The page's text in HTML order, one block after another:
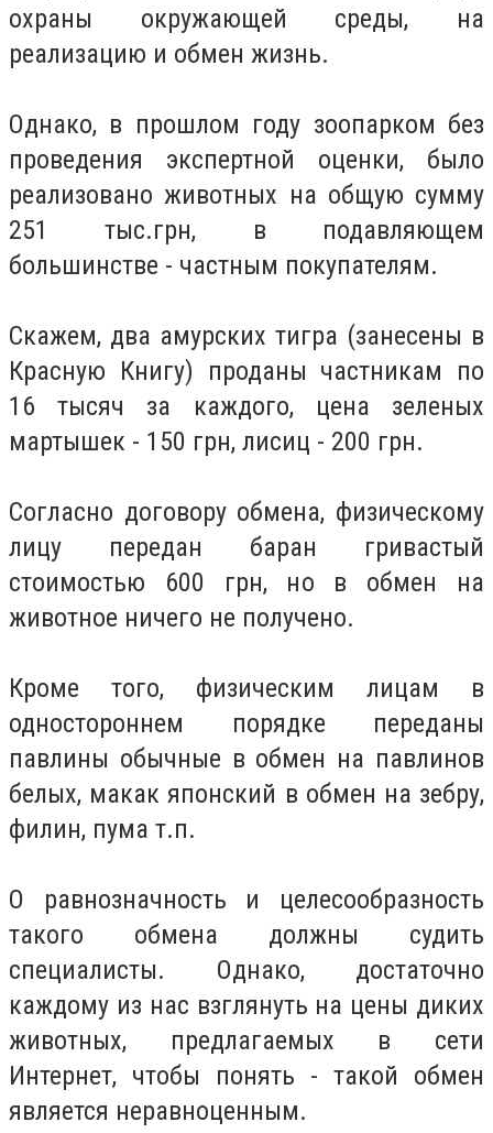
охраны окружающей среды, на
реализацию и обмен жизнь.
Однако, в прошлом году зоопарком без
проведения экспертной оценки, было
реализовано животных на общую сумму
251 тыс.грн, в подавляющем
большинстве - частным покупателям.
Скажем, два амурских тигра (занесены в
Красную Книгу) проданы частникам по
16 тысяч за каждого, цена зеленых
мартышек - 150 грн, лисиц - 200 грн.
Согласно договору обмена, физическому
лицу передан баран гривастый
стоимостью 600 грн, но в обмен на
животное ничего не получено.
Кроме того, физическим лицам в
одностороннем порядке переданы
павлины обычные в обмен на павлинов
белых, макак японский в обмен на зебру,
филин, пума т.п.
О равнозначность и целесообразность
такого обмена должны судить
специалисты. Однако, достаточно
каждому из нас взглянуть на цены диких
животных, предлагаемых в сети
Интернет, чтобы понять - такой обмен
является неравноценным.